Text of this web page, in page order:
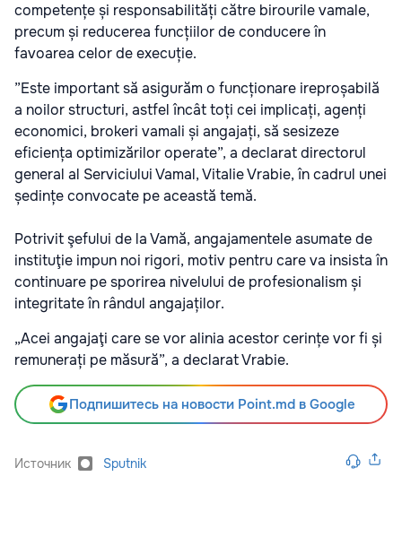
competențe și responsabilități către birourile vamale,
precum și reducerea funcțiilor de conducere în
favoarea celor de execuție.
”Este important să asigurăm o funcționare ireproșabilă
a noilor structuri, astfel încât toți cei implicați, agenți
economici, brokeri vamali și angajați, să sesizeze
eficiența optimizărilor operate”, a declarat directorul
general al Serviciului Vamal, Vitalie Vrabie, în cadrul unei
ședințe convocate pe această temă.
Potrivit şefului de la Vamă, angajamentele asumate de
instituţie impun noi rigori, motiv pentru care va insista în
continuare pe sporirea nivelului de profesionalism și
integritate în rândul angajaților.
„Acei angajaţi care se vor alinia acestor cerințe vor fi și
remunerați pe măsură”, a declarat Vrabie.
Подпишитесь на новости Point.md в Google
Источник Sputnik